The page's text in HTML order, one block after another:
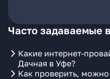
Часто задаваемые
Какие интернет-
Дачная в Уфе?
Как проверить,